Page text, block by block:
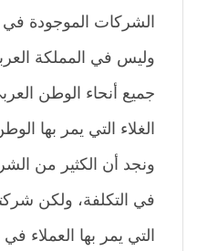
الشركات الموجودة في
وليس في المملكة
جميع أنحاء الوطن
الغلاء التي يمر بها
ونجد أن الكثير من
في التكلفة، ولكن
التي يمر بها العملاء